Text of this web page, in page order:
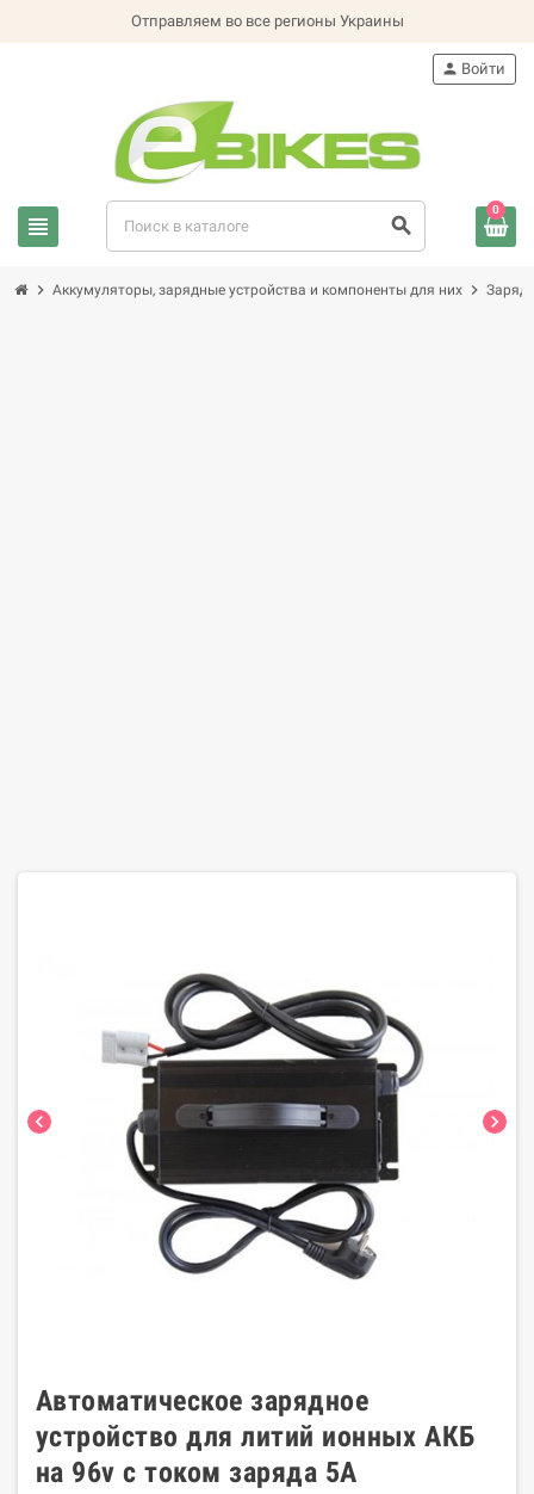
Отправляем во все регионы Украины
view_headline search
person Войти
0
chevron_right Аккумуляторы, зарядные устройства и компоненты для них chevron_right
chevron_left chevron_right
Автоматическое зарядное
устройство для литий ионных АКБ
на 96v с током заряда 5A